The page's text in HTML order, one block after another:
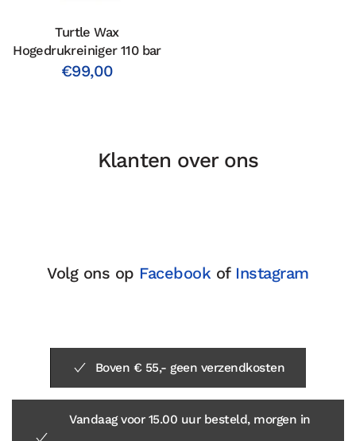
Turtle Wax
Hogedrukreiniger 110 bar
€99,00
Klanten over ons
Volg ons op Facebook of Instagram
Boven € 55,- geen verzendkosten
Vandaag voor 15.00 uur besteld, morgen in